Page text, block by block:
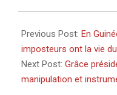
03-
29
Previous Post: En
imposteurs ont la vie
Next Post: Grâce
manipulation et